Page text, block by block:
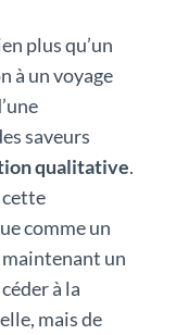
plus qu’un
à un voyage
saveurs
qualitative.
cette
comme un
un
à la
mais de